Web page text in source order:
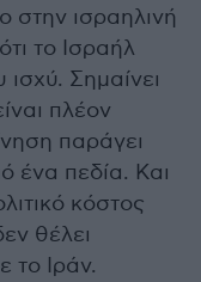
στην ισραηλινή
το Ισραήλ
ισχύ. Σημαίνει
πλέον
παράγει
ένα πεδία. Και
κόστος
θέλει
το Ιράν.